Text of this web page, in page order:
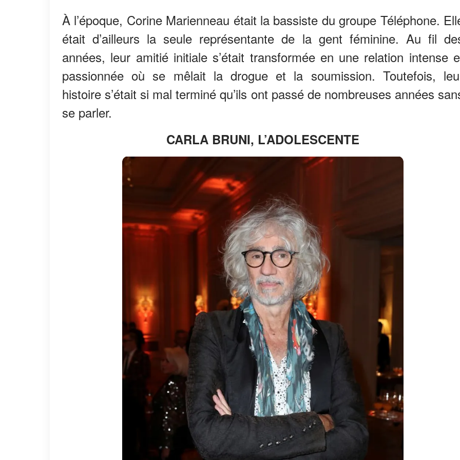
À l’époque, Corine Marienneau était la bassiste du groupe Téléphone.
était d’ailleurs la seule représentante de la gent féminine. Au fil
années, leur amitié initiale s’était transformée en une relation intense
passionnée où se mêlait la drogue et la soumission. Toutefois,
histoire s’était si mal terminé qu’ils ont passé de nombreuses années
se parler.
CARLA BRUNI, L’ADOLESCENTE